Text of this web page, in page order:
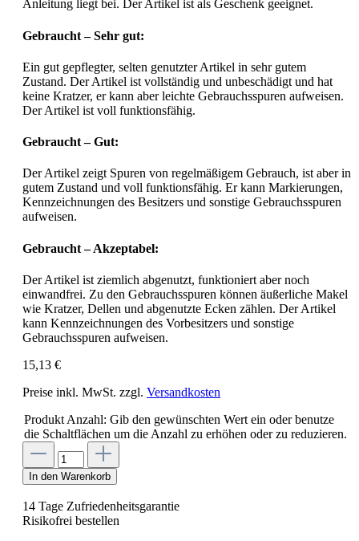
Anleitung liegt bei. Der Artikel ist als Geschenk geeignet.
Gebraucht – Sehr gut:
Ein gut gepflegter, selten genutzter Artikel in sehr gutem
Zustand. Der Artikel ist vollständig und unbeschädigt und hat
keine Kratzer, er kann aber leichte Gebrauchsspuren aufweisen.
Der Artikel ist voll funktionsfähig.
Gebraucht – Gut:
Der Artikel zeigt Spuren von regelmäßigem Gebrauch, ist aber in
gutem Zustand und voll funktionsfähig. Er kann Markierungen,
Kennzeichnungen des Besitzers und sonstige Gebrauchsspuren
aufweisen.
Gebraucht – Akzeptabel:
Der Artikel ist ziemlich abgenutzt, funktioniert aber noch
einwandfrei. Zu den Gebrauchsspuren können äußerliche Makel
wie Kratzer, Dellen und abgenutzte Ecken zählen. Der Artikel
kann Kennzeichnungen des Vorbesitzers und sonstige
Gebrauchsspuren aufweisen.
15,13 €
Preise inkl. MwSt. zzgl. Versandkosten
Produkt Anzahl: Gib den gewünschten Wert ein oder benutze
die Schaltflächen um die Anzahl zu erhöhen oder zu reduzieren.
In den Warenkorb
14 Tage Zufriedenheitsgarantie
Risikofrei bestellen